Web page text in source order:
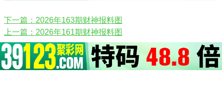
下一篇：2026年163期财神报料图
上一篇：2026年161期财神报料图